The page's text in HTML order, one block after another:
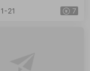
式還貸系統源碼
21 7